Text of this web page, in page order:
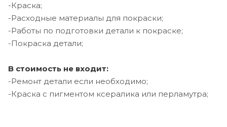
-Краска;
-Расходные материалы для покраски;
-Работы по подготовки детали к покраске;
-Покраска детали;
В стоимость не входит:
-Ремонт детали если необходимо;
-Краска с пигментом ксералика или перламутра;